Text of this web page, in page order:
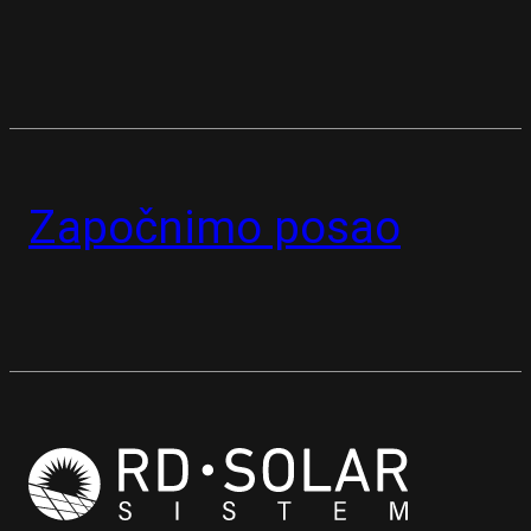
Započnimo posao